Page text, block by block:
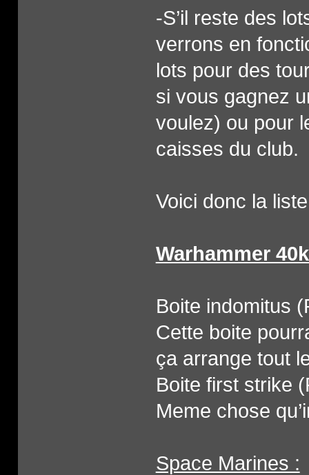
-S’il reste des
verrons en
lots pour des
si vous gagnez
voulez) ou pour
caisses du club.
Voici donc la
Warhammer
Boite indomitus
Cette boite
ça arrange tout
Boite first strike
Meme chose
Space Marines :